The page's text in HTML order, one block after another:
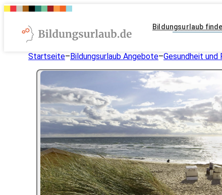
Bildungsurlaub
Startseite–Bildungsurlaub Angebote–Gesundheit und